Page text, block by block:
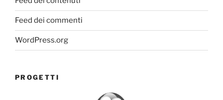
Feed dei commenti
WordPress.org
PROGETTI